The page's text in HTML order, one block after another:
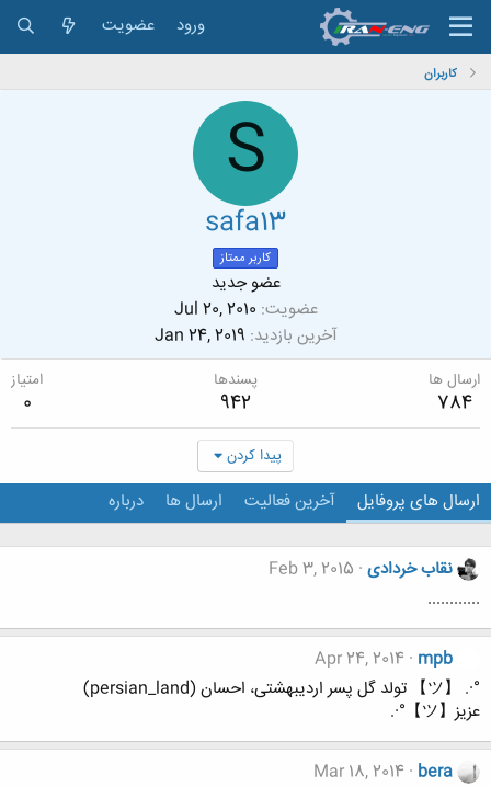
ورود عضویت
کاربران
S
safa13
کاربر ممتاز
عضو جدید
عضویت Jul 20, 2010
آخرین بازدید Jan 24, 2019
ارسال ها
784
پسندها
942
امتیاز
0
پیدا کردن
ارسال های پروفایل آخرین فعالیت ارسال ها درباره
نقاب خردادی Feb 3, 2015
............
mpb
Apr 24, 2014
°·. 【ツ】 تولد گل پسر اردیبهشتی، احسان (persian_land)
عزیز【ツ】°·.
bera
Mar 18, 2014